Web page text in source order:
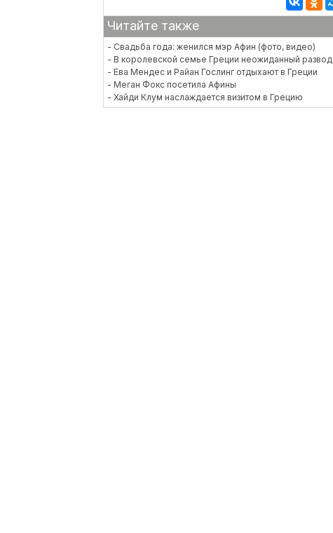
Читайте также
- Свадьба года: женился мэр Афин (фото, видео)
- В королевской семье Греции неожиданный развод
- Ева Мендес и Райан Гослинг отдыхают в Греции
- Меган Фокс посетила Афины
- Хайди Клум наслаждается визитом в Грецию